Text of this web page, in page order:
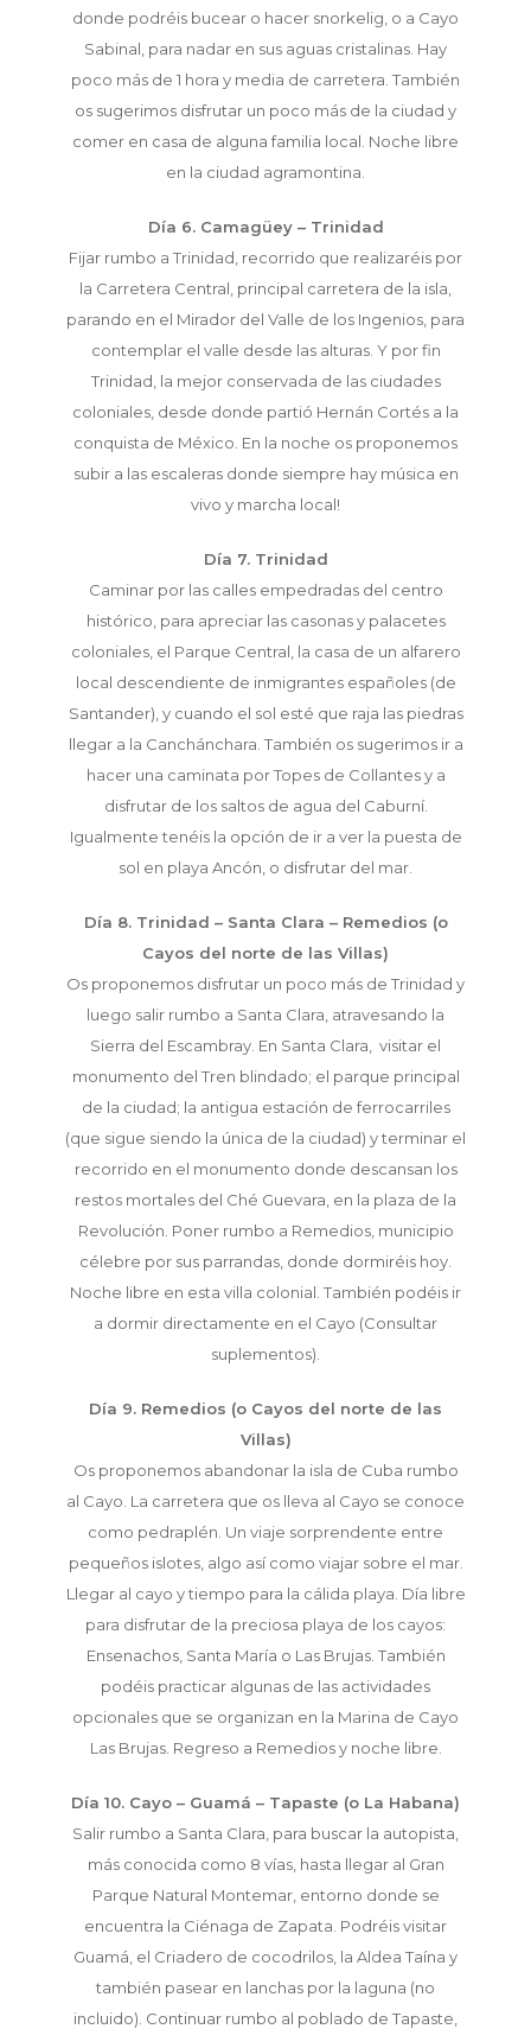
donde podréis bucear o hacer snorkelig, o a Cayo
Sabinal, para nadar en sus aguas cristalinas. Hay
poco más de 1 hora y media de carretera. También
os sugerimos disfrutar un poco más de la ciudad y
comer en casa de alguna familia local. Noche libre
en la ciudad agramontina.
Día 6. Camagüey – Trinidad
Fijar rumbo a Trinidad, recorrido que realizaréis por
la Carretera Central, principal carretera de la isla,
parando en el Mirador del Valle de los Ingenios, para
contemplar el valle desde las alturas. Y por fin
Trinidad, la mejor conservada de las ciudades
coloniales, desde donde partió Hernán Cortés a la
conquista de México. En la noche os proponemos
subir a las escaleras donde siempre hay música en
vivo y marcha local!
Día 7. Trinidad
Caminar por las calles empedradas del centro
histórico, para apreciar las casonas y palacetes
coloniales, el Parque Central, la casa de un alfarero
local descendiente de inmigrantes españoles (de
Santander), y cuando el sol esté que raja las piedras
llegar a la Canchánchara. También os sugerimos ir a
hacer una caminata por Topes de Collantes y a
disfrutar de los saltos de agua del Caburní.
Igualmente tenéis la opción de ir a ver la puesta de
sol en playa Ancón, o disfrutar del mar.
Día 8. Trinidad – Santa Clara – Remedios (o
Cayos del norte de las Villas)
Os proponemos disfrutar un poco más de Trinidad y
luego salir rumbo a Santa Clara, atravesando la
Sierra del Escambray. En Santa Clara, visitar el
monumento del Tren blindado; el parque principal
de la ciudad; la antigua estación de ferrocarriles
(que sigue siendo la única de la ciudad) y terminar el
recorrido en el monumento donde descansan los
restos mortales del Ché Guevara, en la plaza de la
Revolución. Poner rumbo a Remedios, municipio
célebre por sus parrandas, donde dormiréis hoy.
Noche libre en esta villa colonial. También podéis ir
a dormir directamente en el Cayo (Consultar
suplementos).
Día 9. Remedios (o Cayos del norte de las
Villas)
Os proponemos abandonar la isla de Cuba rumbo
al Cayo. La carretera que os lleva al Cayo se conoce
como pedraplén. Un viaje sorprendente entre
pequeños islotes, algo así como viajar sobre el mar.
Llegar al cayo y tiempo para la cálida playa. Día libre
para disfrutar de la preciosa playa de los cayos:
Ensenachos, Santa María o Las Brujas. También
podéis practicar algunas de las actividades
opcionales que se organizan en la Marina de Cayo
Las Brujas. Regreso a Remedios y noche libre.
Día 10. Cayo – Guamá – Tapaste (o La Habana)
Salir rumbo a Santa Clara, para buscar la autopista,
más conocida como 8 vías, hasta llegar al Gran
Parque Natural Montemar, entorno donde se
encuentra la Ciénaga de Zapata. Podréis visitar
Guamá, el Criadero de cocodrilos, la Aldea Taína y
también pasear en lanchas por la laguna (no
incluido). Continuar rumbo al poblado de Tapaste,